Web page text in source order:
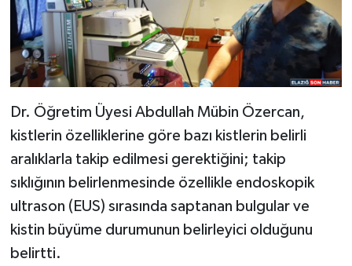
Dr. Öğretim Üyesi Abdullah Mübin Özercan,
kistlerin özelliklerine göre bazı kistlerin belirli
aralıklarla takip edilmesi gerektiğini; takip
sıklığının belirlenmesinde özellikle endoskopik
ultrason (EUS) sırasında saptanan bulgular ve
kistin büyüme durumunun belirleyici olduğunu
belirtti.